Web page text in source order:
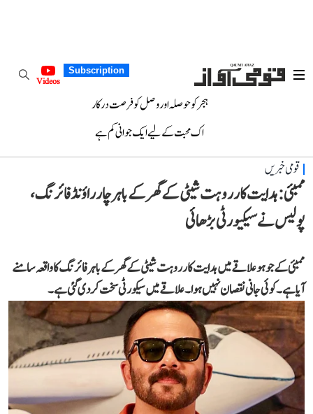
Subscription
Videos
ہجر کو حوصلہ اور وصل کو فرصت درکار
اک محبت کے لیے ایک جوانی کم ہے
قومی خبریں
ممبئی: ہدایت کار روہت شیٹی کے گھر کے باہر چار راؤنڈ فائرنگ،
پولیس نے سیکیورٹی بڑھائی
ممبئی کے جوہو علاقے میں ہدایت کار روہت شیٹی کے گھر کے باہر فائرنگ کا واقعہ سامنے
آیا ہے۔ کوئی جانی نقصان نہیں ہوا۔ علاقے میں سیکورٹی سخت کر دی گئی ہے۔